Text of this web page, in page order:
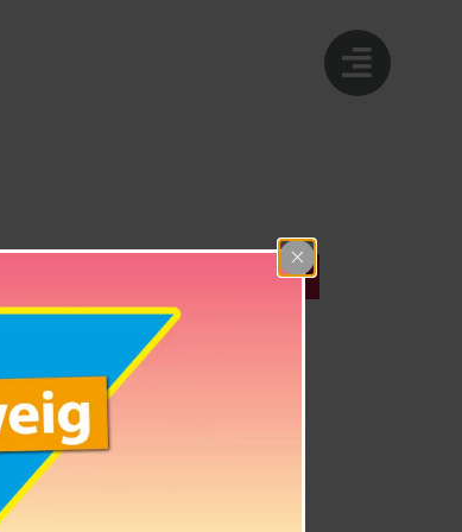
Juni 2026
- 20:00
Tags: